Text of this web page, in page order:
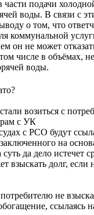
части подачи
воды. В связи с
о том, что
коммунальной
он не может
числе в объёмах,
воды.
возиться с
с УК
с РСО будут
на
да дело истечет
взыскать долг,
не
ссылаясь